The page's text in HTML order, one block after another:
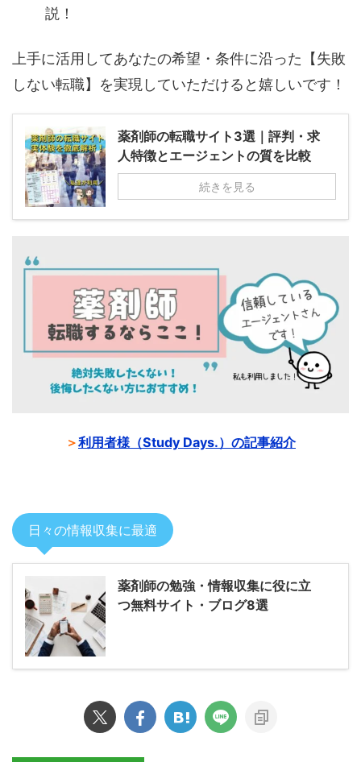
説！
上手に活用してあなたの希望・条件に沿った【失敗
しない転職】を実現していただけると嬉しいです！
薬剤師の転職サイト3選｜評判・求
人特徴とエージェントの質を比較
続きを見る
＞利用者様（Study Days.）の記事紹介
日々の情報収集に最適
薬剤師の勉強・情報収集に役に立
つ無料サイト・ブログ8選